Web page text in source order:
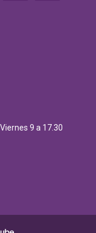
9 a 17.30